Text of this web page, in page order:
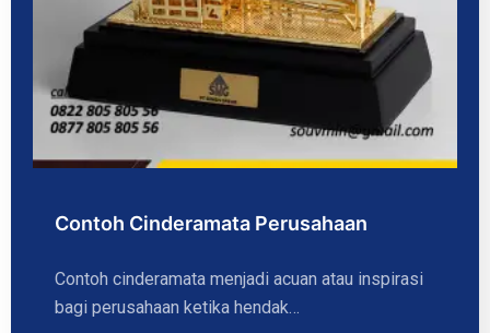
Contoh Cinderamata Perusahaan
Contoh cinderamata menjadi acuan atau inspirasi
bagi perusahaan ketika hendak…